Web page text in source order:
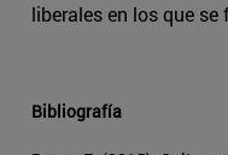
liberales en los que
Bibliografía